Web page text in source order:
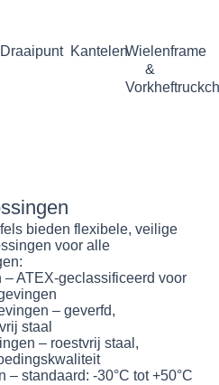
Draaipunt KantelenWielenframe
&
bieden flexibele, veilige
voor alle
ATEX-geclassificeerd voor
– geverfd,
staal
– roestvrij staal,
– standaard: -30°C tot +50°C